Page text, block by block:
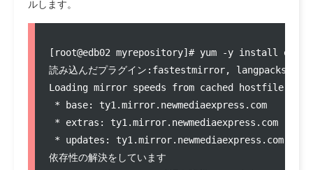
ルします。
[root@edb02 myrepository]# yum -y install
読み込んだプラグイン:fastestmirror, langpacks
Loading mirror speeds from cached hostfile
* base: ty1.mirror.newmediaexpress.com
* extras: ty1.mirror.newmediaexpress.com
* updates: ty1.mirror.newmediaexpress.com
依存性の解決をしています